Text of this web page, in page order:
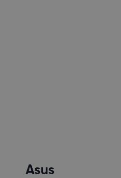
Asus